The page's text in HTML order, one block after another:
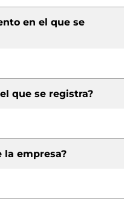
en el que se
que se registra?
la empresa?